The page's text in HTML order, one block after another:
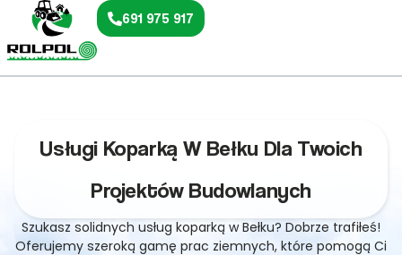
691 975 917
Usługi Koparką W Bełku Dla Twoich
Projektów Budowlanych
Szukasz solidnych usług koparką w Bełku? Dobrze trafiłeś!
Oferujemy szeroką gamę prac ziemnych, które pomogą Ci